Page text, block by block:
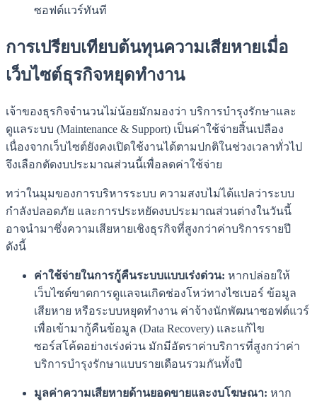
ซอฟต์แวร์ทันที
การเปรียบเทียบต้นทุนความเสียหายเมื่อ
เว็บไซต์ธุรกิจหยุดทำงาน
เจ้าของธุรกิจจำนวนไม่น้อยมักมองว่า บริการบำรุงรักษาและ
ดูแลระบบ (Maintenance & Support) เป็นค่าใช้จ่ายสิ้นเปลือง
เนื่องจากเว็บไซต์ยังคงเปิดใช้งานได้ตามปกติในช่วงเวลาทั่วไป
จึงเลือกตัดงบประมาณส่วนนี้เพื่อลดค่าใช้จ่าย
ทว่าในมุมของการบริหารระบบ ความสงบไม่ได้แปลว่าระบบ
กำลังปลอดภัย และการประหยัดงบประมาณส่วนต่างในวันนี้
อาจนำมาซึ่งความเสียหายเชิงธุรกิจที่สูงกว่าค่าบริการรายปี
ดังนี้
ค่าใช้จ่ายในการกู้คืนระบบแบบเร่งด่วน: หากปล่อยให้
เว็บไซต์ขาดการดูแลจนเกิดช่องโหว่ทางไซเบอร์ ข้อมูล
เสียหาย หรือระบบหยุดทำงาน ค่าจ้างนักพัฒนาซอฟต์แวร์
เพื่อเข้ามากู้คืนข้อมูล (Data Recovery) และแก้ไข
ซอร์สโค้ดอย่างเร่งด่วน มักมีอัตราค่าบริการที่สูงกว่าค่า
บริการบำรุงรักษาแบบรายเดือนรวมกันทั้งปี
มูลค่าความเสียหายด้านยอดขายและงบโฆษณา: หาก